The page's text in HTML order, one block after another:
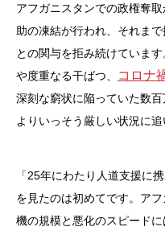
アフガニスタンでの政権奪
助の凍結が行われ、それま
との関与を拒み続けていま
や度重なる干ばつ、
コロナ
深刻な窮状に陥っていた数
よりいっそう厳しい状況に追
「25年にわたり人道支援に
を見たのは初めてです。ア
機の規模と悪化のスピード